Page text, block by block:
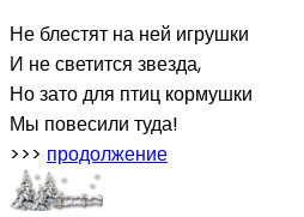
Не блестят на ней игрушки
И не светится звезда,
Но зато для птиц кормушки
Мы повесили туда!
>>> продолжение